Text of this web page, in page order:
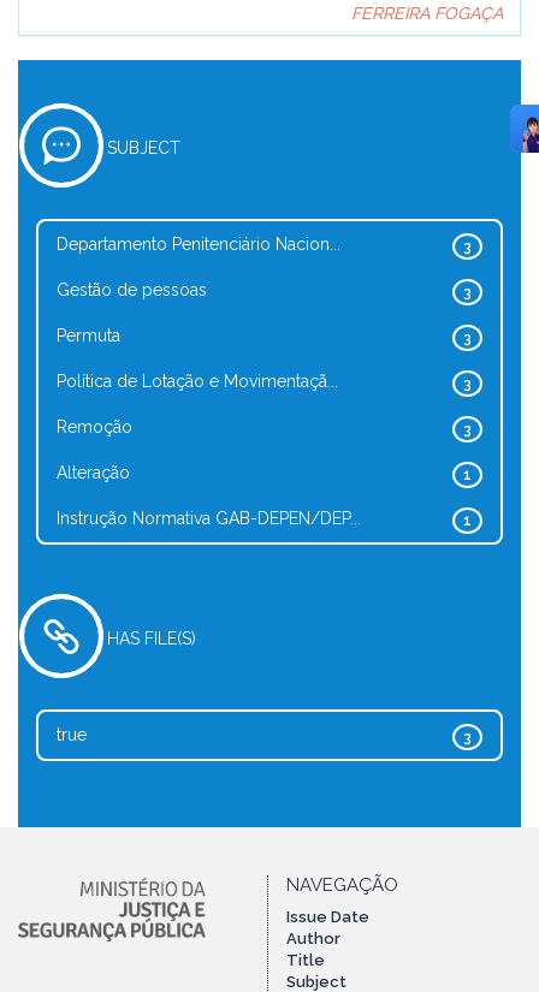
FERREIRA FOGAÇA
SUBJECT
3
Departamento Penitenciário Nacion...
3
Gestão de pessoas
3
Permuta
3
Política de Lotação e Movimentaçã...
3
Remoção
1
Alteração
1
Instrução Normativa GAB-DEPEN/DEP...
HAS FILE(S)
3
true
NAVEGAÇÃO
Issue Date
Author
Title
Subject